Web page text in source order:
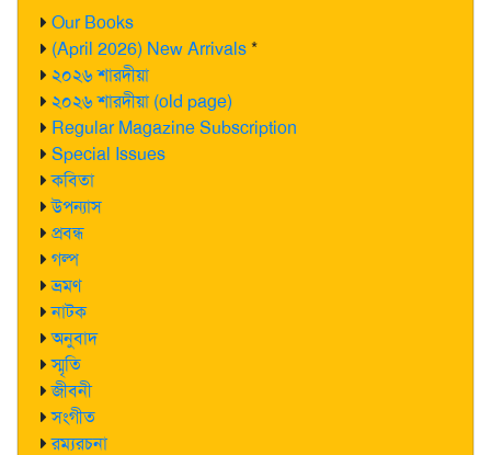
Our Books
(April 2026) New Arrivals*
২০২৬ শারদীয়া
২০২৬ শারদীয়া (old page)
Regular Magazine Subscription
Special Issues
কবিতা
উপন্যাস
প্রবন্ধ
গল্প
ভ্রমণ
নাটক
অনুবাদ
স্মৃতি
জীবনী
সংগীত
রম্যরচনা